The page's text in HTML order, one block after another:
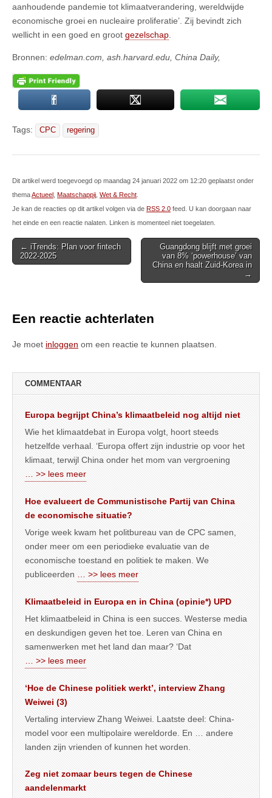
aanhoudende pandemie tot klimaatverandering, wereldwijde
economische groei en nucleaire proliferatie’. Zij bevindt zich
wellicht in een goed en groot gezelschap.
Bronnen: edelman.com, ash.harvard.edu, China Daily,
Tags: CPC regering
Dit artikel werd toegevoegd op maandag 24 januari 2022 om 12:20 geplaatst onder
themaActueel Maatschappij Wet & Recht
Je kan de reacties op dit artikel volgen via de RSS 2.0 feed. U kan doorgaan naar
het einde en een reactie nalaten. Linken is momenteel niet toegelaten.
Post
navigation
← iTrends: Plan voor fintech
2022-2025
Guangdong blijft met groei
van 8% ‘powerhouse’ van
China en haalt Zuid-Korea in
→
Een reactie achterlaten
Je moet inloggen om een reactie te kunnen plaatsen.
COMMENTAAR
Europa begrijpt China’s klimaatbeleid nog altijd niet
Wie het klimaatdebat in Europa volgt, hoort steeds
hetzelfde verhaal. ‘Europa offert zijn industrie op voor het
klimaat, terwijl China onder het mom van vergroening
… >> lees meer
Hoe evalueert de Communistische Partij van China
de economische situatie?
Vorige week kwam het politbureau van de CPC samen,
onder meer om een periodieke evaluatie van de
economische toestand en politiek te maken. We
publiceerden
… >> lees meer
Klimaatbeleid in Europa en in China (opinie*) UPD
Het klimaatbeleid in China is een succes. Westerse media
en deskundigen geven het toe. Leren van China en
samenwerken met het land dan maar? ‘Dat
… >> lees meer
‘Hoe de Chinese politiek werkt’, interview Zhang
Weiwei (3)
Vertaling interview Zhang Weiwei. Laatste deel: China-
model voor een multipolaire wereldorde. En … andere
landen zijn vrienden of kunnen het worden.
Zeg niet zomaar beurs tegen de Chinese
aandelenmarkt